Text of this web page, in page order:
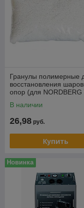
Гранулы полимерные
восстановления
опор (для NORDBERG
В наличии
26,98 руб.
Купить
Новинка